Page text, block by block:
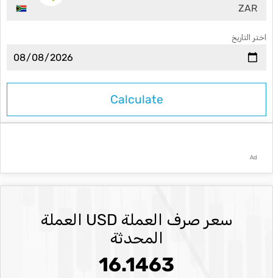
ZAR
اختر التاريخ
Ad
سعر صرف العملة USD العملة
المحدثة
16.1463